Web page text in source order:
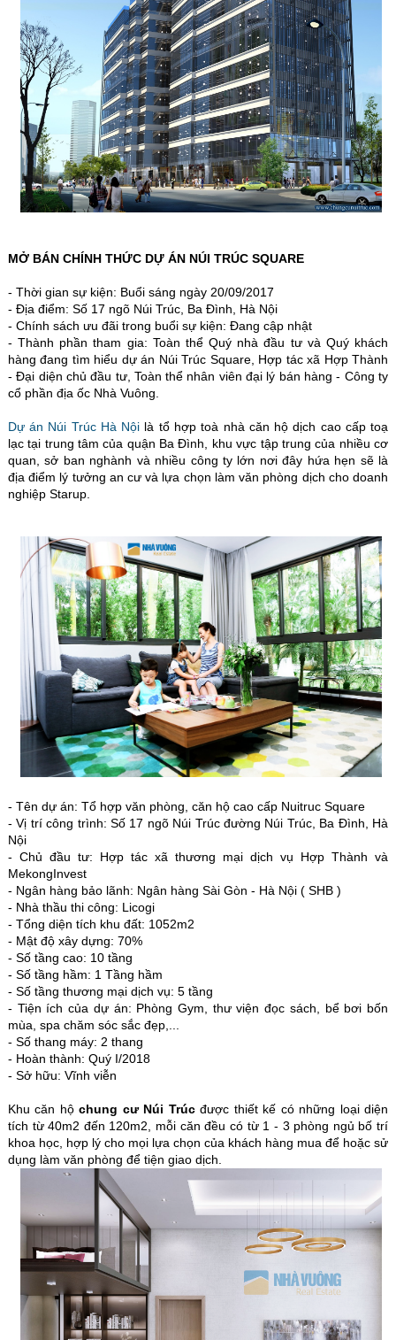
MỞ BÁN CHÍNH THỨC DỰ ÁN NÚI TRÚC SQUARE
- Thời gian sự kiện: Buổi sáng ngày 20/09/2017
- Địa điểm: Số 17 ngõ Núi Trúc, Ba Đình, Hà Nội
- Chính sách ưu đãi trong buổi sự kiện: Đang cập nhật
- Thành phần tham gia: Toàn thể Quý nhà đầu tư và Quý khách
hàng đang tìm hiểu dự án Núi Trúc Square, Hợp tác xã Hợp Thành
- Đại diện chủ đầu tư, Toàn thể nhân viên đại lý bán hàng - Công ty
cổ phần địa ốc Nhà Vuông.
Dự án Núi Trúc Hà Nội là tổ hợp toà nhà căn hộ dịch cao cấp toạ
lạc tại trung tâm của quận Ba Đình, khu vực tập trung của nhiều cơ
quan, sở ban nghành và nhiều công ty lớn nơi đây hứa hẹn sẽ là
địa điểm lý tưởng an cư và lựa chọn làm văn phòng dịch cho doanh
nghiệp Starup.
- Tên dự án: Tổ hợp văn phòng, căn hộ cao cấp Nuitruc Square
- Vị trí công trình: Số 17 ngõ Núi Trúc đường Núi Trúc, Ba Đình, Hà
Nội
- Chủ đầu tư: Hợp tác xã thương mại dịch vụ Hợp Thành và
MekongInvest
- Ngân hàng bảo lãnh: Ngân hàng Sài Gòn - Hà Nội ( SHB )
- Nhà thầu thi công: Licogi
- Tổng diện tích khu đất: 1052m2
- Mật độ xây dựng: 70%
- Số tầng cao: 10 tầng
- Số tầng hầm: 1 Tầng hầm
- Số tầng thương mại dịch vụ: 5 tầng
- Tiện ích của dự án: Phòng Gym, thư viện đọc sách, bể bơi bốn
mùa, spa chăm sóc sắc đẹp,...
- Số thang máy: 2 thang
- Hoàn thành: Quý I/2018
- Sở hữu: Vĩnh viễn
Khu căn hộchung cư Núi Trúcđược thiết kế có những loại diện
tích từ 40m2 đến 120m2, mỗi căn đều có từ 1 - 3 phòng ngủ bố trí
khoa học, hợp lý cho mọi lựa chọn của khách hàng mua để hoặc sử
dụng làm văn phòng để tiện giao dịch.